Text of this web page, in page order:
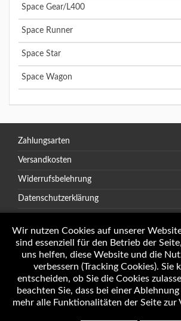
Space Gear/L400
Space Runner
Space Star
Space Wagon
Zahlungsarten
Versandkosten
Widerrufsbelehrung
Datenschutzerklärung
Öffnungszeiten
Impressum
Wir nutzen Cookies auf unserer
sind essenziell für den Betrieb der
uns helfen, diese Website und die
verbessern (Tracking Cookies). Sie
entscheiden, ob Sie die Cookies
beachten Sie, dass bei einer
mehr alle Funktionalitäten der Seite zur